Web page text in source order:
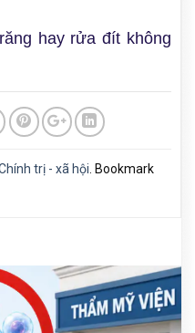
hay rửa đít không
trị - xã hội . Bookmark